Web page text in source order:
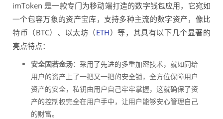
imToken 是一款专门为移动端打造的数字钱包应用，它宛如
一个包容万象的资产宝库，支持多种主流的数字资产，像比
特币（BTC）、以太坊（ETH）等，其具有以下几个显著的
亮点特点：
安全固若金汤：采用了先进的多重加密技术，就如同给
用户的资产上了一把又一把的安全锁，全方位保障用户
资产的安全，私钥由用户自己牢牢掌握，这就确保了资
产的控制权完全在用户手中，让用户能够安心管理自己
的财富。